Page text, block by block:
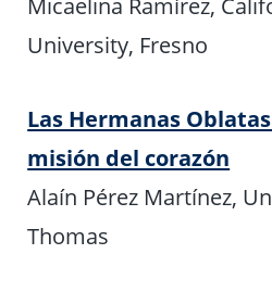
University, Fresno
Las Hermanas
misión del corazón
Alaín Pérez Martínez,
Thomas